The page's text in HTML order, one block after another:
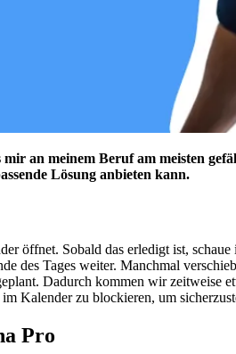
an meinem Beruf am meisten
Lösung anbieten kann.
öffnet. Sobald das erledigt ist,
des Tages weiter. Manchmal
Dadurch kommen wir zeitweise
Kalender zu blockieren, um
Pro